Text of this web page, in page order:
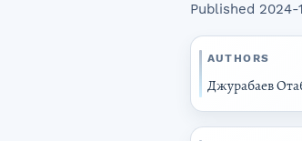
Published 2024-
AUTHORS
Джурабаев